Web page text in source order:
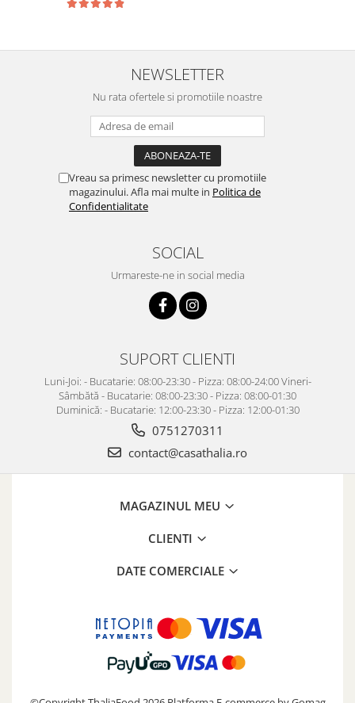
NEWSLETTER
Nu rata ofertele si promotiile noastre
Vreau sa primesc newsletter cu promotiile
magazinului. Afla mai multe in Politica de
Confidentialitate
SOCIAL
Urmareste-ne in social media
SUPORT CLIENTI
Luni-Joi: - Bucatarie: 08:00-23:30 - Pizza: 08:00-24:00 Vineri-
Sâmbătă - Bucatarie: 08:00-23:30 - Pizza: 08:00-01:30
Duminică: - Bucatarie: 12:00-23:30 - Pizza: 12:00-01:30
0751270311
contact@casathalia.ro
MAGAZINUL MEU
CLIENTI
DATE COMERCIALE